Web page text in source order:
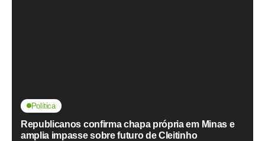
Política
Republicanos confirma chapa própria em Minas e
amplia impasse sobre futuro de Cleitinho